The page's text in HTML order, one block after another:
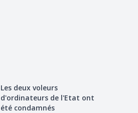
Les deux voleurs
d'ordinateurs de l'Etat ont
été condamnés